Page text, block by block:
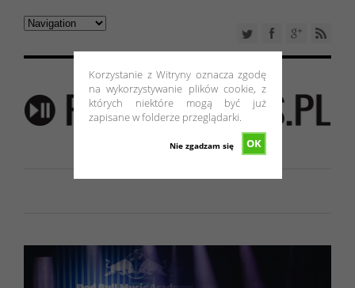
Korzystanie z Witryny oznacza zgodę
na wykorzystywanie plików cookie, z
których niektóre mogą być już
zapisane w folderze przeglądarki.
OK
Nie zgadzam się